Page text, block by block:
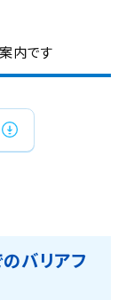
内です
バリアフ